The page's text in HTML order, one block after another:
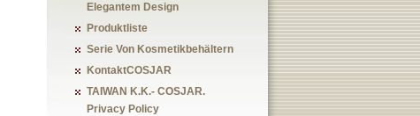
Elegantem Design
Produktliste
Serie Von Kosmetikbehältern
KontaktCOSJAR
TAIWAN K.K.- COSJAR.
Privacy Policy